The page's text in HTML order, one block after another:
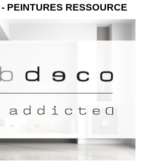
PEINTURES RESSOURCE